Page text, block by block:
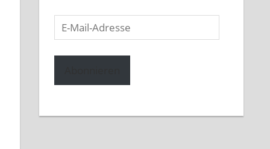
E-
Mail-
Adresse